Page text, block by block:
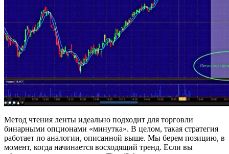
Метод чтения ленты идеально подходит для торговли
бинарными опционами «минутка». В целом, такая стратегия
работает по аналогии, описанной выше. Мы берем позицию, в
момент, когда начинается восходящий тренд. Если вы